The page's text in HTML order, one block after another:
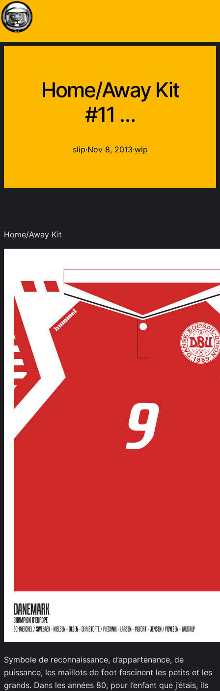
Home/Away Kit
#11 …
slip·Nov 8, 2013·wip
Home/Away Kit
Symbole de reconnaissance, d’appartenance, de
puissance, les maillots de foot fascinent les petits et les
grands. Dans les années 80, pour l’enfant que j’étais, ils